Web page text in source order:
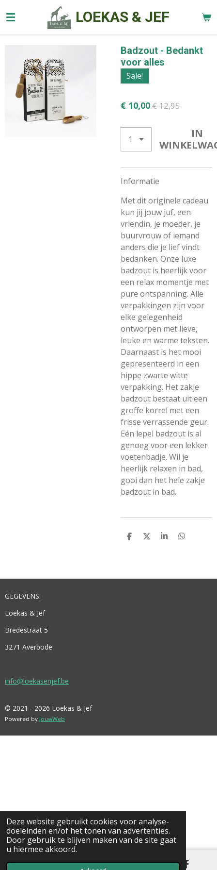
Deze website gebruikt cookies voor analyse-
doeleinden en/of het tonen van advertenties.
Door gebruik te blijven maken van de site gaat
u hiermee akkoord.
direct
LOEKAS & JEF
Badzout - Bedankt
voor alles
Sale!
€ 10,00€ 12,95
IN
Informatie
Met dit originele cadeau
kun jij jouw juf, een
vriendin, je moeder, je
buurvrouw of iemand
anders die je lief vindt
bedanken. Onze luxe
badzout is heerlijk voor
een relax momentje met
pure ontspanning. Alle
verpakkingen zijn voor
elke gelegenheid
ontworpen met lieve,
leuke en warme teksten.
Daarnaast is het mooi
gepresenteerd in een
hippe zwarte witte
verpakking. Het zakje
badzout bestaat uit een
groffe korrel met een
frisse verrassende geur.
Eén lepel badzout is al
genoeg voor een lekker
voetenbadje. Wil je
heerlijk relaxen in bad,
gooi dan het hele zakje
badzout in bad.
D
D
S
D
GEGEVENS:
Loekas & Jef
Bredestraat 5
3271 Averbode
info@loekasenjef.be
© 2021 - 2026 Loekas & Jef
Powered by JouwWeb